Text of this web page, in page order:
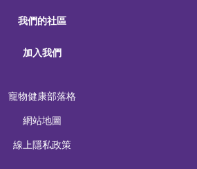
我們的社區
加入我們
寵物健康部落格
網站地圖
線上隱私政策